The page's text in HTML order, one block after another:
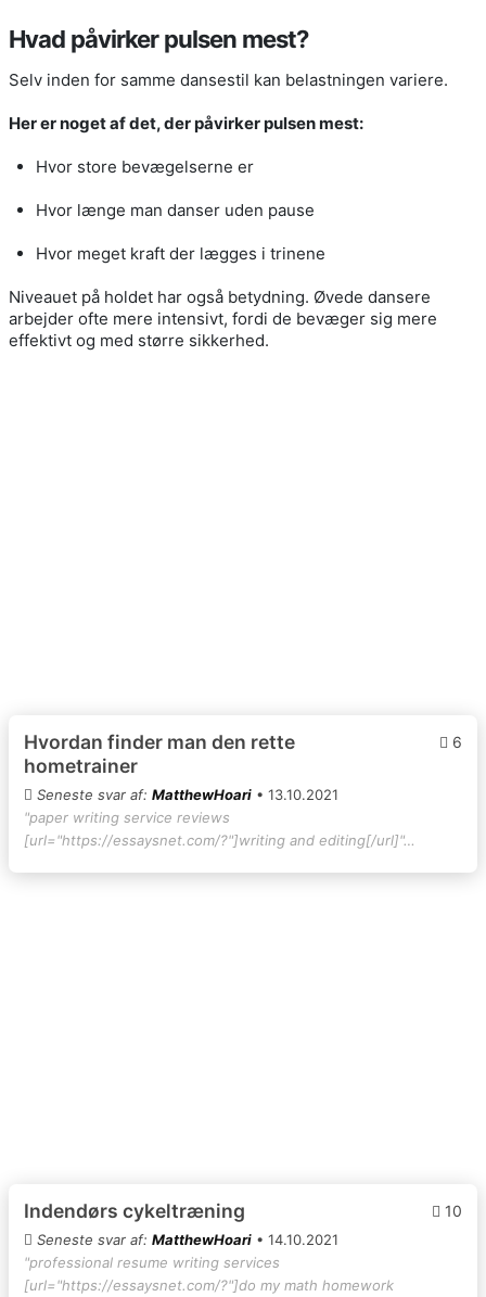
Hvad påvirker pulsen mest?
Selv inden for samme dansestil kan belastningen variere.
Her er noget af det, der påvirker pulsen mest:
Hvor store bevægelserne er
Hvor længe man danser uden pause
Hvor meget kraft der lægges i trinene
Niveauet på holdet har også betydning. Øvede dansere
arbejder ofte mere intensivt, fordi de bevæger sig mere
effektivt og med større sikkerhed.
Hvordan finder man den rette
hometrainer
6
Seneste svar af: MatthewHoari • 13.10.2021
"paper writing service reviews
[url="https://essaysnet.com/?"]writing and editing[/url]"…
Indendørs cykeltræning 10
Seneste svar af: MatthewHoari • 14.10.2021
"professional resume writing services
[url="https://essaysnet.com/?"]do my math homework